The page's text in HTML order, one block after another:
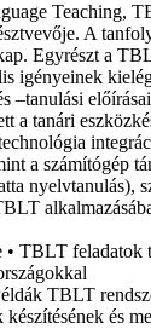
Teaching,
A
Egyrészt a
–tanulási
a tanári
a számítógép
TBLT feladatok
TBLT
és